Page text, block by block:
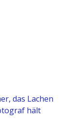
das Lachen
hält